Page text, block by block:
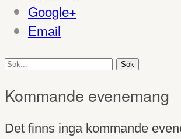
Google+
Email
Sök
Kommande evenemang
Det finns inga kommande